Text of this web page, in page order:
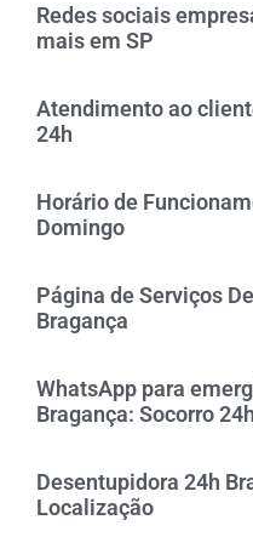
Redes sociais
mais em SP
Atendimento ao
24h
Horário de
Domingo
Página de Serviços
Bragança
WhatsApp para
Bragança: Socorro 24h
Desentupidora 24h
Localização